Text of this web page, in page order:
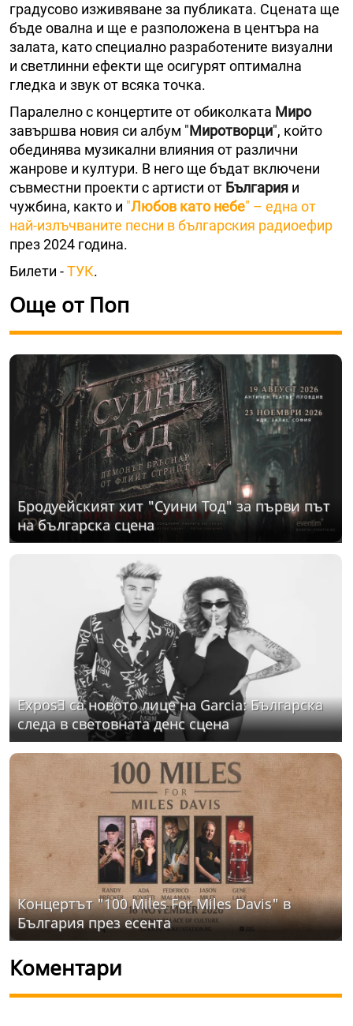
градусово изживяване за публиката. Сцената ще
бъде овална и ще е разположена в центъра на
залата, като специално разработените визуални
и светлинни ефекти ще осигурят оптимална
гледка и звук от всяка точка.
Паралелно с концертите от обиколката Миро
завършва новия си албум "Миротворци", който
обединява музикални влияния от различни
жанрове и култури. В него ще бъдат включени
съвместни проекти с артисти от България и
чужбина, както и "Любов като небе" – една от
най-излъчваните песни в българския радиоефир
през 2024 година.
Билети -ТУК.
Още от Поп
Бродуейският хит "Суини Тод" за първи път
на българска сцена
ExposƎ са новото лице на Garcia: Българска
следа в световната денс сцена
Концертът "100 Miles For Miles Davis" в
България през есента
Коментари